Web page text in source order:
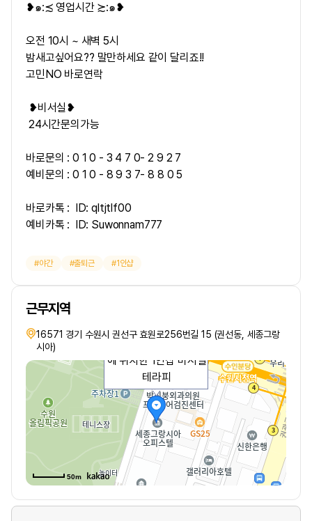
❥๑:≾ 영업시간 ≿:๑❥
오전 10시 ~ 새벽 5시
밤새고싶어요?? 말만하세요 같이 달리죠!!
고민NO 바로연락
❥비서실❥
24시간문의가능
바로문의 : 0 1 0 - 3 4 7 0- 2 9 2 7
예비문의 : 0 1 0 - 8 9 3 7- 8 8 0 5
바로카톡 : ID: qltjtlf00
예비카톡 : ID: Suwonnam777
야간 출퇴근 1인샵
근무지역
16571 경기 수원시 권선구 효원로256번길 15 (권선동, 세종그랑
시아)
안녕하세요수원 인계동
에 위치한 1인샵 비서실
테라피
50m